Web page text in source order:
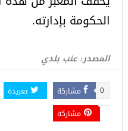
الحكومة بإدارته.
المصدر: عنب بلدي
مشاركة 0 تغريدة
مشاركة